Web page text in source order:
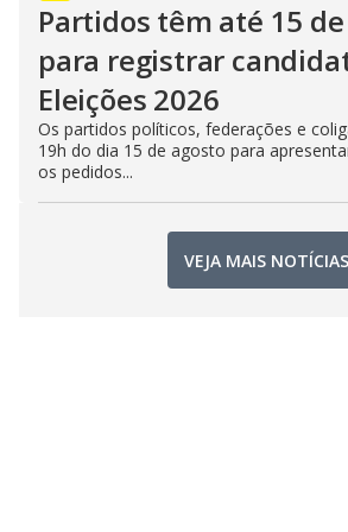
Partidos têm até 15
para registrar
Eleições 2026
Os partidos políticos, federações e
19h do dia 15 de agosto para
os pedidos...
VEJA MAIS NOTÍCIAS